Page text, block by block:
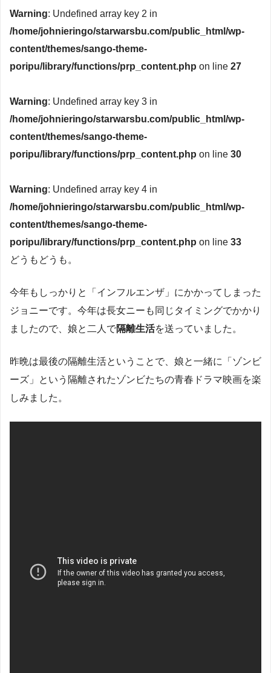
Warning: Undefined array key 2 in
/home/johnieringo/starwarsbu.com/public_html/wp-
content/themes/sango-theme-
poripu/library/functions/prp_content.php on line 27
Warning: Undefined array key 3 in
/home/johnieringo/starwarsbu.com/public_html/wp-
content/themes/sango-theme-
poripu/library/functions/prp_content.php on line 30
Warning: Undefined array key 4 in
/home/johnieringo/starwarsbu.com/public_html/wp-
content/themes/sango-theme-
poripu/library/functions/prp_content.php on line 33
どうもどうも。
今年もしっかりと「インフルエンザ」にかかってしまった
ジョニーです。今年は長女ニーも同じタイミングでかかり
ましたので、娘と二人で隔離生活を送っていました。
昨晩は最後の隔離生活ということで、娘と一緒に「ゾンビ
ーズ」という隔離されたゾンビたちの青春ドラマ映画を楽
しみました。